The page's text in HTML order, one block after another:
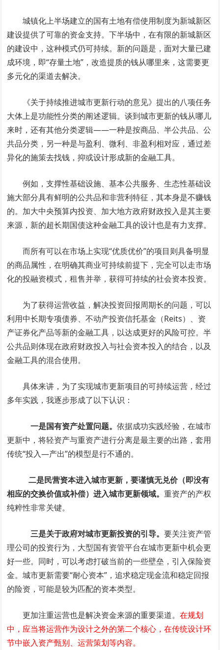
城镇化上半场建立的国有土地有偿使用制度为新城新区
建设提供了可靠的资金支持。下半场中，在有限的新城新区
的建设中，这种模式仍可持续。新的问题是，面对大量已建
成环境，即“存量土地”，改造提质的钱从哪里来，这需要更
多元化的渠道去解决。
《关于持续推进城市更新行动的意见》提出的八项任务
大体上是功能性分类的阐述逻辑。谈到城市更新的钱从哪儿
来时，还有其他分类逻辑——一种是按商品、半公共品、公
共品分类，另一种是与盈利、微利、非盈利相对应，通过差
异化的施策去找钱，抑或设计形成新的金融工具。
例如，支撑性基础设施、基本公共服务、生态性基础设
施大部分具有鲜明的公共品和非营利特征，其本身是不赚钱
的。加大中央预算内投资、加大地方政府财政投入是其主要
来源，新的超长期国债这种金融工具的设计也是有力支撑。
而所有可以在市场上实现“优质优价”的项目则具备明显
的商品属性，在明确其商业可持续前提下，完全可以走市场
化的投融资模式，租售并举，获得可持续的社会资本投资。
为了获得运营收益，解决投资回报周期长的问题，可以
利用中长期专项债券、不动产投资信托基金（Reits）、资
产证券化产品等新的金融工具，以达成更好的风险可控。半
公共品则体现在政府财政投入与社会资本投入的结合，以及
金融工具的混合使用。
具体来讲，为了实现城市更新项目的可持续运营，经过
多年实践，我逐步形成了以下认识：
一是国有资产处置问题。依据成功实践经验，在城市
更新中，将轻资产与重资产进行分离是最主要的出路，套用
传统“投入—产出”的模型是行不通的。
二是民营资本进入城市更新，要谨慎无兑价（即没有
相应的交换价值或补偿）进入城市更新领域。重资产的产权
纯粹性非常关键。
三是关于政府对城市更新投资的引导。要关注资产管
理公司的投资行为，大型国有资管平台在城市更新中机会更
好一些。同时，可以考虑打破当前的一些壁垒，引入保险资
金。城市更新需要“耐心资本”，追求稳定现金流和稳定回报
的险资，可能是较为匹配的资本类型。
更加注重运营也是解决资金来源的重要渠道。在规划
中，应当将运营作为设计之外的第二个核心，在传统设计环
节中嵌入资产甄别、运营策划等内容。